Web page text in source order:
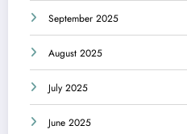
September 2025
August 2025
July 2025
June 2025